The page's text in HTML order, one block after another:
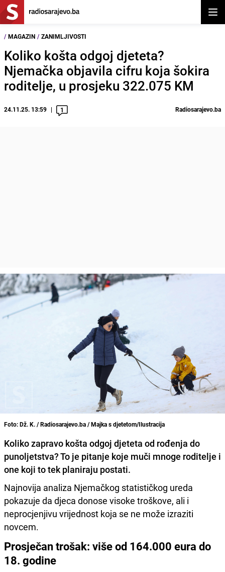
/ MAGAZIN / ZANIMLJIVOSTI
Koliko košta odgoj djeteta?
Njemačka objavila cifru koja šokira
roditelje, u prosjeku 322.075 KM
24.11.25. 13:59 1 Radiosarajevo.ba
Foto: Dž. K. / Radiosarajevo.ba / Majka s djetetom/Ilustracija
Koliko zapravo košta odgoj djeteta od rođenja do
punoljetstva? To je pitanje koje muči mnoge roditelje i
one koji to tek planiraju postati.
Najnovija analiza Njemačkog statističkog ureda
pokazuje da djeca donose visoke troškove, ali i
neprocjenjivu vrijednost koja se ne može izraziti
novcem.
Prosječan trošak: više od 164.000 eura do
18. godine